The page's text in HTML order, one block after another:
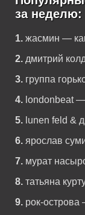
за неделю:
1. жасмин —
2. дмитрий
3. группа
4. londonbeat
5. lunen feld &
6. ярослав
7. мурат
8. татьяна
9. рок-острова